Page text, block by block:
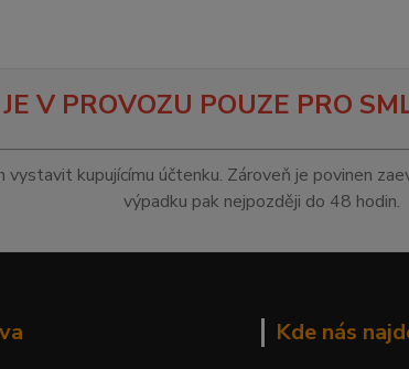
V PROVOZU POUZE PRO
kupujícímu účtenku. Zároveň je povinen
výpadku pak nejpozději do 48 hodin.
Kde nás